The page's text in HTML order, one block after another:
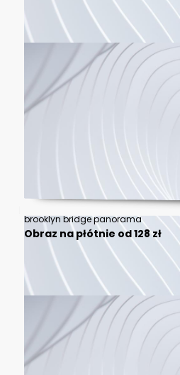
brooklyn bridge panorama
Obraz na płótnie od 128 zł